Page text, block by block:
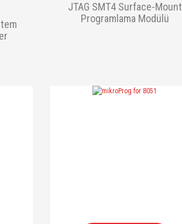
JTAG SMT4 Surface-Mount
Programlama Modülü